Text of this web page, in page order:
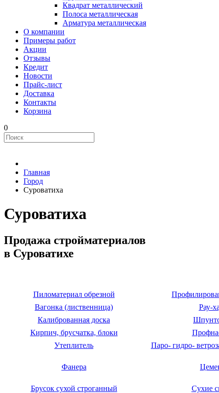
Квадрат металлический
Полоса металлическая
Арматура металлическая
О компании
Примеры работ
Акции
Отзывы
Кредит
Новости
Прайс-лист
Доставка
Контакты
Корзина
0
Главная
Город
Суроватиха
Суроватиха
Продажа стройматериалов
в Суроватихе
Пиломатериал обрезной
Вагонка (лиственница)
Рау-
Калиброванная доска
Кирпич, брусчатка, блоки
Утеплитель
Паро- гидро-
Фанера
Брусок сухой строганный Сухие